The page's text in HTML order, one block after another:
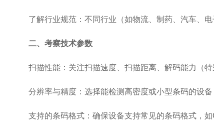
了解行业规范：不同行业（如物流、制药、汽车、电
二、考察技术参数
扫描性能：关注扫描速度、扫描距离、解码能力（特
分辨率与精度：选择能检测高密度或小型条码的设备
支持的条码格式：确保设备支持常见的条码格式，如